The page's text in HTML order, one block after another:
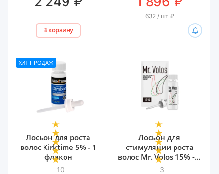
В корзину
632 / шт ₽
ХИТ ПРОДАЖ
10
Лосьон для роста
волос Kirktime 5% - 1
флакон
3
Лосьон для
стимуляции роста
волос Mr. Volos 15% - 1
флакон